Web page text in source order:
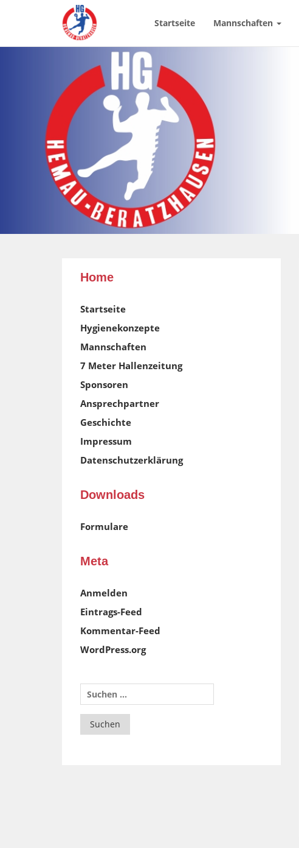
Startseite Mannschaften
Home
Startseite
Hygienekonzepte
Mannschaften
7 Meter Hallenzeitung
Sponsoren
Ansprechpartner
Geschichte
Impressum
Datenschutzerklärung
Downloads
Formulare
Meta
Anmelden
Eintrags-Feed
Kommentar-Feed
WordPress.org